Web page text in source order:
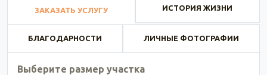
ЗАКАЗАТЬ УСЛУГУ ИСТОРИЯ ЖИЗНИ
БЛАГОДАРНОСТИ ЛИЧНЫЕ ФОТОГРАФИИ
Выберите размер участка